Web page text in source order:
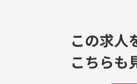
この求人
こちらも